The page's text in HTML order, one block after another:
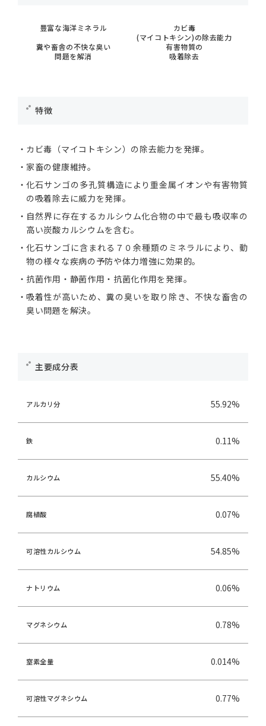
豊富な海洋ミネラル
カビ毒
(マイコトキシン)の除去能力
糞や畜舎の不快な臭い
問題を解消
有害物質の
吸着除去
特徴
カビ毒（マイコトキシン）の除去能力を発揮。
家畜の健康維持。
化石サンゴの多孔質構造により重金属イオンや有害物質
の吸着除去に威力を発揮。
自然界に存在するカルシウム化合物の中で最も吸収率の
高い炭酸カルシウムを含む。
化石サンゴに含まれる７０余種類のミネラルにより、動
物の様々な疾病の予防や体力増強に効果的。
抗菌作用・静菌作用・抗菌化作用を発揮。
吸着性が高いため、糞の臭いを取り除き、不快な畜舎の
臭い問題を解決。
主要成分表
アルカリ分 55.92%
鉄 0.11%
カルシウム 55.40%
腐植酸 0.07%
可溶性カルシウム 54.85%
ナトリウム 0.06%
マグネシウム 0.78%
窒素全量 0.014%
可溶性マグネシウム 0.77%